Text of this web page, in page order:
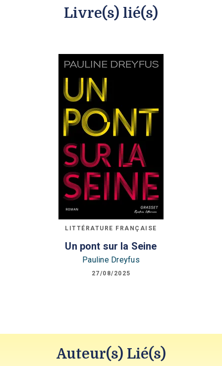
Livre(s) lié(s)
LITTÉRATURE FRANÇAISE
Un pont sur la Seine
Pauline Dreyfus
27/08/2025
Auteur(s) Lié(s)